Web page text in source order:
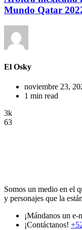
Mundo Qatar
El Osky
noviembre 23,
1 min read
3k
63
Somos un medio en el
y personajes que la
¡Mándanos un e-
¡Contáctanos!